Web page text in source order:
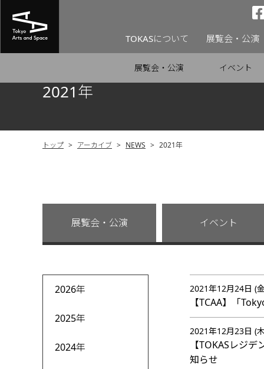
TOKASについて 展覧会・公演
展覧会・公演 イベント
2021年
トップ > アーカイブ > NEWS > 2021年
展覧会・公演 イベント
2026年
2025年
2024年
2021年12月24日 (
【TCAA】「
2021年12月23日 (
【TOKASレジ
知らせ